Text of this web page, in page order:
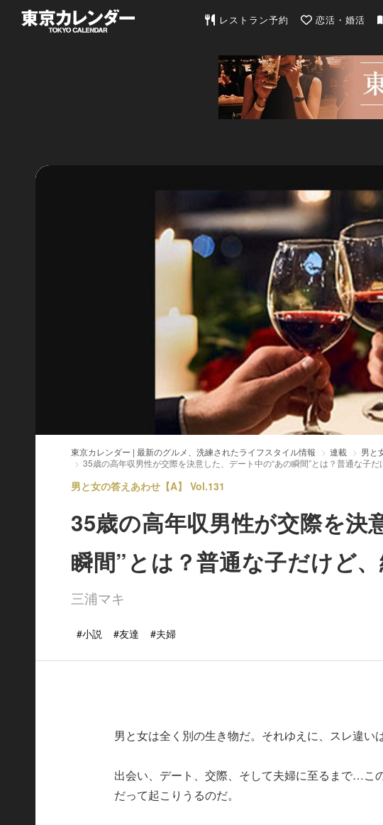
東京カレンダー | 最新のグルメ、洗
レストラン予約 恋活・婚活
東京カレンダー | 最新のグルメ、洗練されたライフスタイル情報 連載
男と
35歳の高年収男性が交際を決意した、デート中の“あの瞬間”とは？普通な子だ
男と女の答えあわせ【A】 Vol.131
35歳の高年収男性が交際を決
瞬間”とは？普通な子だけど
三浦マキ
#小説 #友達 #夫婦
男と女は全く別の生き物だ。それゆえに、スレ違い
出会い、デート、交際、そして夫婦に至るまで…こ
だって起こりうるのだ。